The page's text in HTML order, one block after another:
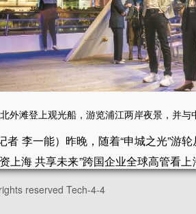
外滩登上观光船，游览浦江两岸夜景，并
者 李一能）昨晚，随着“申城之光”游
上海 共享未来”跨国企业全球高管看上
reserved Tech-4-4